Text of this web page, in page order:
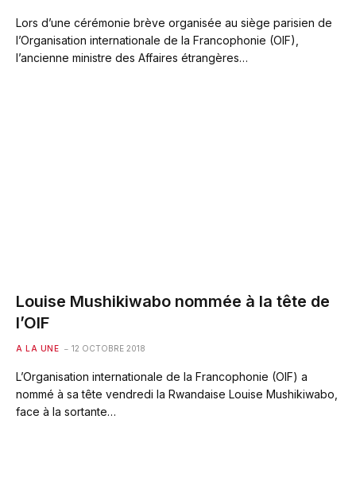
Lors d’une cérémonie brève organisée au siège parisien de
l’Organisation internationale de la Francophonie (OIF),
l’ancienne ministre des Affaires étrangères…
Louise Mushikiwabo nommée à la tête de
l’OIF
A LA UNE 12 OCTOBRE 2018
L’Organisation internationale de la Francophonie (OIF) a
nommé à sa tête vendredi la Rwandaise Louise Mushikiwabo,
face à la sortante…